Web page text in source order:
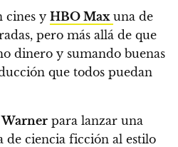
cines y HBO Max una de
pero más allá de que
dinero y sumando buenas
que todos puedan
Warner para lanzar una
de ciencia ficción al estilo